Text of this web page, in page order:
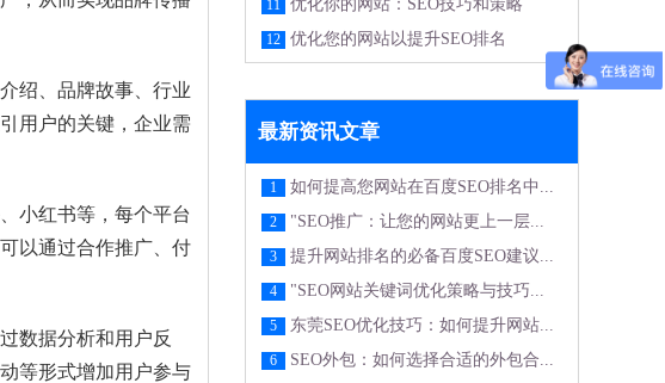
绍、品牌故事、行业
用户的关键，企业需
小红书等，每个平台
以通过合作推广、付
数据分析和用户反
等形式增加用户参与
11 优化你的网站：SEO技巧和策略
12 优化您的网站以提升SEO排名
最新资讯文章
1 如何提高您网站在百度SEO排名中...
2 "SEO推广：让您的网站更上一层...
3 提升网站排名的必备百度SEO建议...
4 "SEO网站关键词优化策略与技巧...
5 东莞SEO优化技巧：如何提升网站...
6 SEO外包：如何选择合适的外包合...